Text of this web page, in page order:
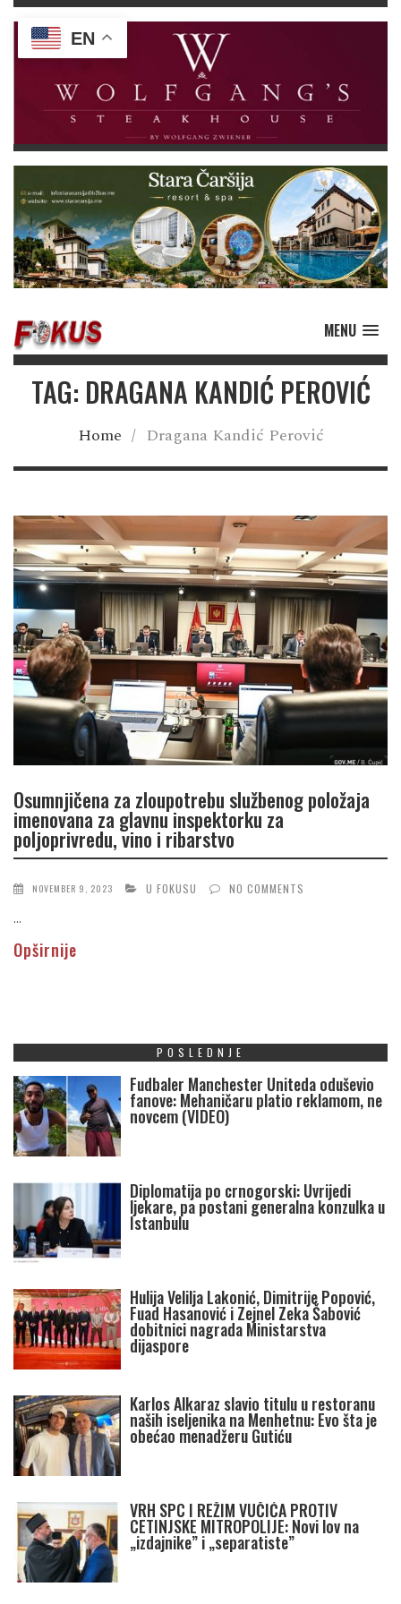
MENU
TAG: DRAGANA KANDIĆ PEROVIĆ
Home / Dragana Kandić Perović
Osumnjičena za zloupotrebu službenog položaja
imenovana za glavnu inspektorku za
poljoprivredu, vino i ribarstvo
NOVEMBER 9, 2023 U FOKUSU NO COMMENTS
...
Opširnije
POSLEDNJE
Fudbaler Manchester Uniteda oduševio
fanove: Mehaničaru platio reklamom, ne
novcem (VIDEO)
Diplomatija po crnogorski: Uvrijedi
ljekare, pa postani generalna konzulka u
Istanbulu
Hulija Velilja Lakonić, Dimitrije Popović,
Fuad Hasanović i Zejnel Zeka Šabović
dobitnici nagrada Ministarstva
dijaspore
Karlos Alkaraz slavio titulu u restoranu
naših iseljenika na Menhetnu: Evo šta je
obećao menadžeru Gutiću
VRH SPC I REŽIM VUČIĆA PROTIV
CETINJSKE MITROPOLIJE: Novi lov na
„izdajnike” i „separatiste”
EN